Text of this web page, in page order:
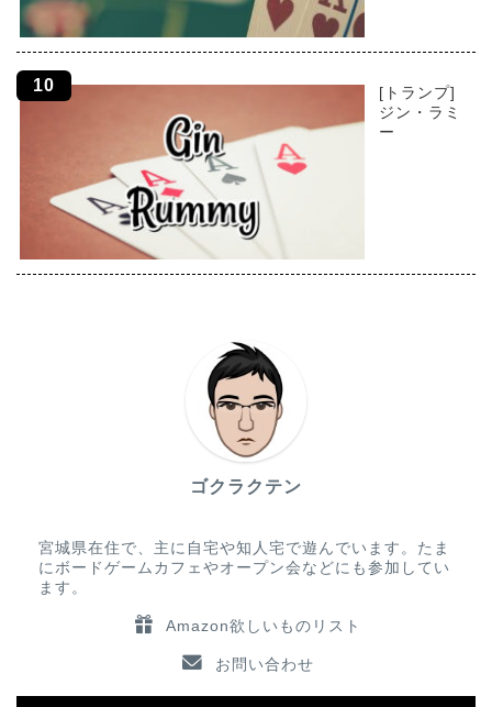
[トランプ]
ジン・ラミ
ー
ゴクラクテン
宮城県在住で、主に自宅や知人宅で遊んでいます。たま
にボードゲームカフェやオープン会などにも参加してい
ます。
Amazon欲しいものリスト
お問い合わせ